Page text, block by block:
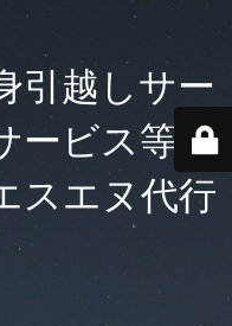
引越しサー
ービス等の
スエヌ代行